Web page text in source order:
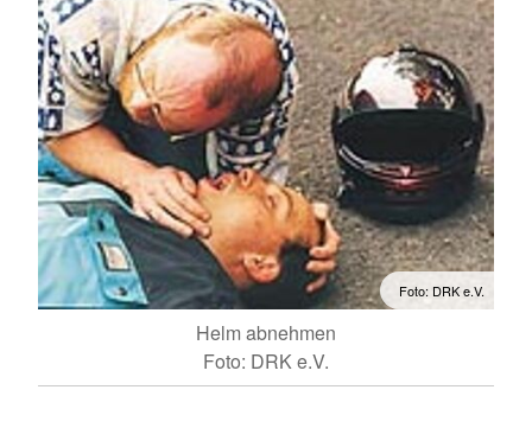
Foto: DRK e.V.
Helm abnehmen
Foto: DRK e.V.